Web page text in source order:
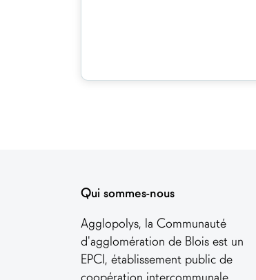
Qui sommes-nous
Agglopolys, la Communauté
d'agglomération de Blois est un
EPCI, établissement public de
coopération intercommunale,